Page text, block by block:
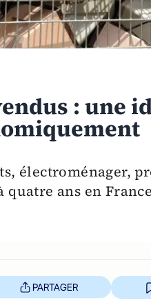
: une
électroménager,
ans en
PARTAGER